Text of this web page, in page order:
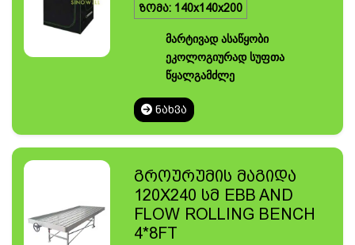
ზომა: 140x140x200
მარტივად ასაწყობი
ეკოლოგიურად სუფთა
წყალგამძლე
ᲜᲐᲮᲕᲐ
გროურუმის მაგიდა
120X240 სმ EBB AND
FLOW ROLLING BENCH
4*8FT